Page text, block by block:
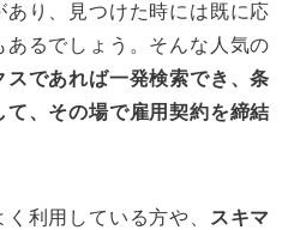
り、見つけた時には既に応
るでしょう。そんな人気の
スであれば一発検索でき、条
、その場で雇用契約を締結
利用している方や、 スキマ